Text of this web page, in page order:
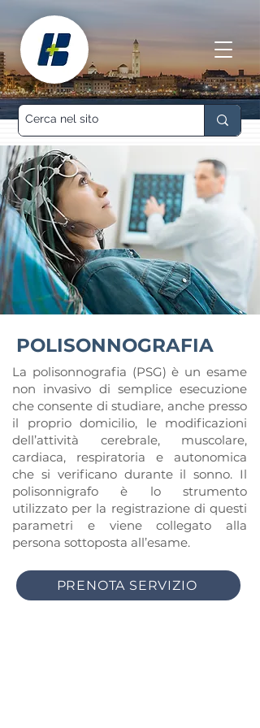
POLISONNOGRAFIA
La polisonnografia (PSG) è un esame
non invasivo di semplice esecuzione
che consente di studiare, anche presso
il proprio domicilio, le modificazioni
dell’attività cerebrale, muscolare,
cardiaca, respiratoria e autonomica
che si verificano durante il sonno. Il
polisonnigrafo è lo strumento
utilizzato per la registrazione di questi
parametri e viene collegato alla
persona sottoposta all’esame.
PRENOTA SERVIZIO